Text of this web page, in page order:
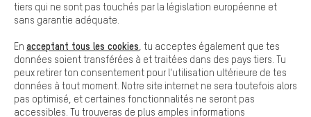
Programme d'affiliation Mentions Légales Protection des données
Reprise des batteries Corepile Paramètres de cookies
Modifier le contraste
Tous les prix s'entendent en euros (MwSt hors) plus les
tiers qui ne sont pas touchés par la législation européenne et
sans garantie adéquate.
En acceptant tous les cookies , tu acceptes également que tes
données soient transférées à et traitées dans des pays tiers. Tu
peux retirer ton consentement pour l'utilisation ultérieure de tes
données à tout moment. Notre site internet ne sera toutefois alors
pas optimisé, et certaines fonctionnalités ne seront pas
accessibles. Tu trouveras de plus amples informations